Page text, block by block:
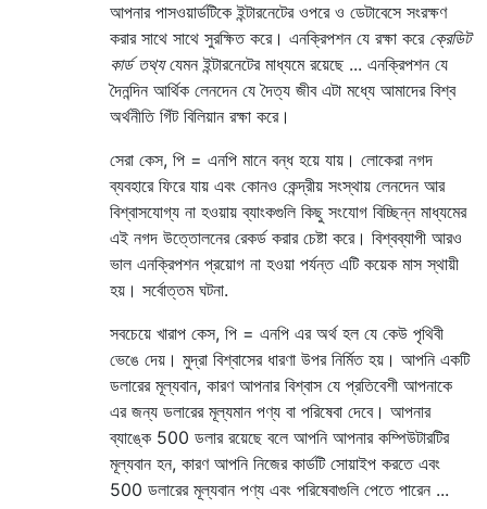
আপনার পাসওয়ার্ডটিকে ইন্টারনেটের ওপরে ও ডেটাবেসে সংরক্ষণ
করার সাথে সাথে সুরক্ষিত করে। এনক্রিপশন যে রক্ষা করে ক্রেডিট
কার্ড তথ্যযেমন ইন্টারনেটের মাধ্যমে রয়েছে ... এনক্রিপশন যে
দৈনন্দিন আর্থিক লেনদেন যে দৈত্য জীব এটা মধ্যে আমাদের বিশ্ব
অর্থনীতি গিঁট বিলিয়ান রক্ষা করে।
সেরা কেস, পি = এনপি মানে বন্ধ হয়ে যায়। লোকেরা নগদ
ব্যবহারে ফিরে যায় এবং কোনও কেন্দ্রীয় সংস্থায় লেনদেন আর
বিশ্বাসযোগ্য না হওয়ায় ব্যাংকগুলি কিছু সংযোগ বিচ্ছিন্ন মাধ্যমের
এই নগদ উত্তোলনের রেকর্ড করার চেষ্টা করে। বিশ্বব্যাপী আরও
ভাল এনক্রিপশন প্রয়োগ না হওয়া পর্যন্ত এটি কয়েক মাস স্থায়ী
হয়। সর্বোত্তম ঘটনা.
সবচেয়ে খারাপ কেস, পি = এনপি এর অর্থ হল যে কেউ পৃথিবী
ভেঙে দেয়। মুদ্রা বিশ্বাসের ধারণা উপর নির্মিত হয়। আপনি একটি
ডলারের মূল্যবান, কারণ আপনার বিশ্বাস যে প্রতিবেশী আপনাকে
এর জন্য ডলারের মূল্যমান পণ্য বা পরিষেবা দেবে। আপনার
ব্যাঙ্কে 500 ডলার রয়েছে বলে আপনি আপনার কম্পিউটারটির
মূল্যবান হন, কারণ আপনি নিজের কার্ডটি সোয়াইপ করতে এবং
500 ডলারের মূল্যবান পণ্য এবং পরিষেবাগুলি পেতে পারেন ...